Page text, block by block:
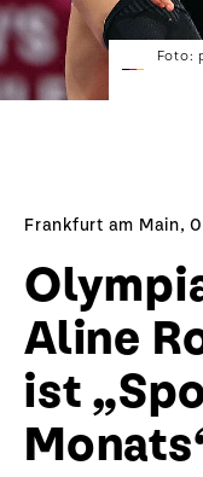
Foto:
Frankfurt am Main,
Aline
ist